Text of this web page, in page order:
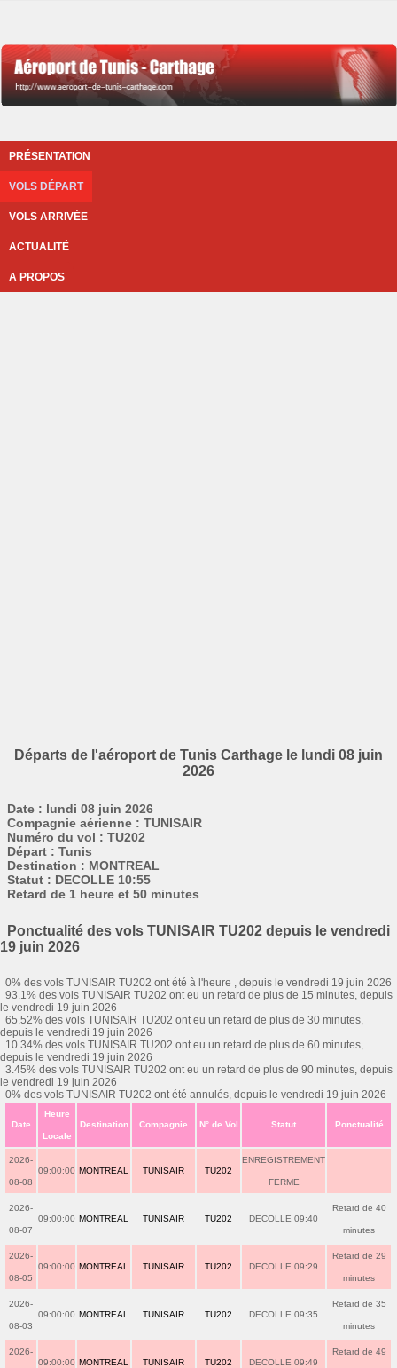
PRÉSENTATION
VOLS DÉPART
VOLS ARRIVÉE
ACTUALITÉ
A PROPOS
Départs de l'aéroport de Tunis Carthage le lundi 08 juin
2026
Date : lundi 08 juin 2026
Compagnie aérienne : TUNISAIR
Numéro du vol : TU202
Départ : Tunis
Destination : MONTREAL
Statut : DECOLLE 10:55
Retard de 1 heure et 50 minutes
Ponctualité des vols TUNISAIR TU202 depuis le vendredi
19 juin 2026
0% des vols TUNISAIR TU202 ont été à l'heure , depuis le vendredi 19 juin 2026
93.1% des vols TUNISAIR TU202 ont eu un retard de plus de 15 minutes, depuis
le vendredi 19 juin 2026
65.52% des vols TUNISAIR TU202 ont eu un retard de plus de 30 minutes,
depuis le vendredi 19 juin 2026
10.34% des vols TUNISAIR TU202 ont eu un retard de plus de 60 minutes,
depuis le vendredi 19 juin 2026
3.45% des vols TUNISAIR TU202 ont eu un retard de plus de 90 minutes, depuis
le vendredi 19 juin 2026
0% des vols TUNISAIR TU202 ont été annulés, depuis le vendredi 19 juin 2026
Date
Heure
Locale
Destination Compagnie N° de Vol Statut Ponctualité
2026-
08-08
09:00:00 MONTREAL TUNISAIR TU202
ENREGISTREMENT
FERME
2026-
08-07
09:00:00 MONTREAL TUNISAIR TU202 DECOLLE 09:40
Retard de 40
minutes
2026-
08-05
09:00:00 MONTREAL TUNISAIR TU202 DECOLLE 09:29
Retard de 29
minutes
2026-
08-03
09:00:00 MONTREAL TUNISAIR TU202 DECOLLE 09:35
Retard de 35
minutes
2026-
09:00:00 MONTREAL TUNISAIR TU202 DECOLLE 09:49
Retard de 49